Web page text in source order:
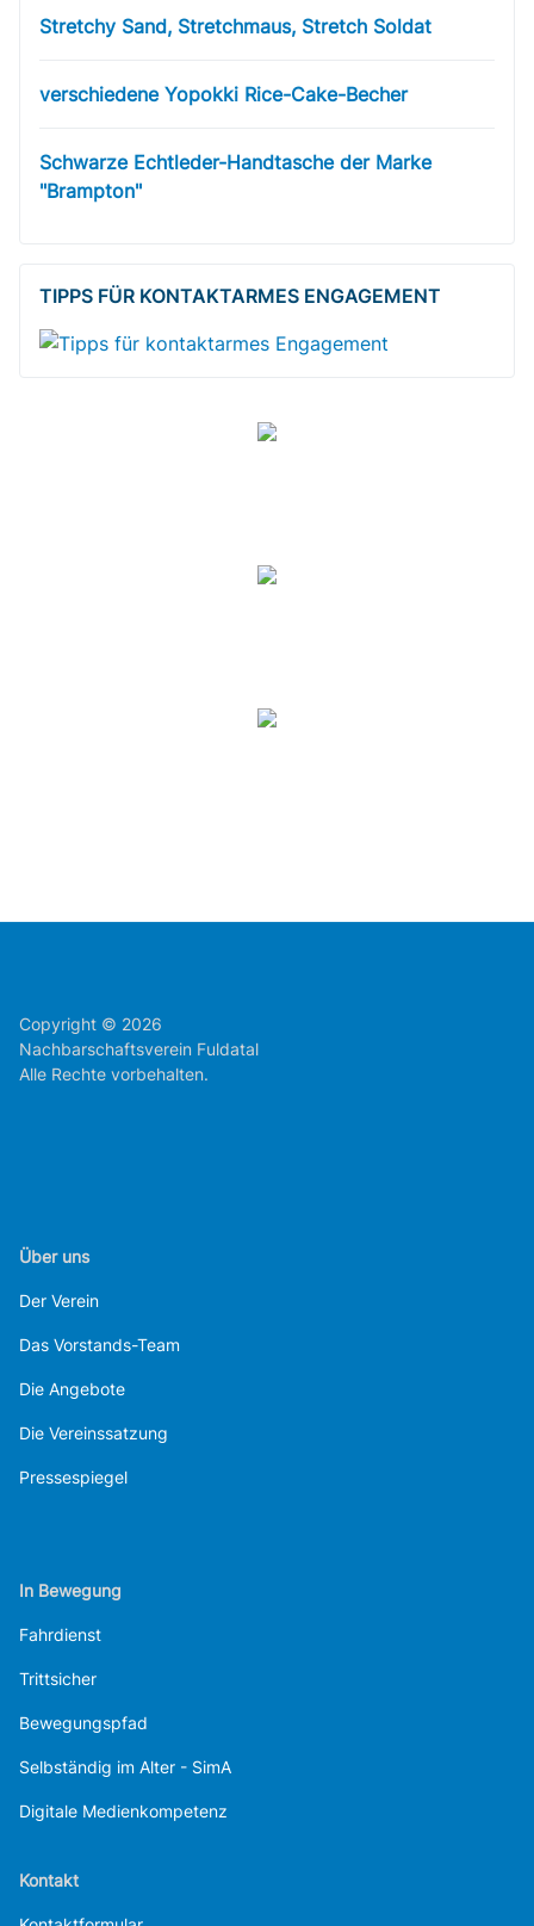
Stretchy Sand, Stretchmaus, Stretch Soldat
verschiedene Yopokki Rice-Cake-Becher
Schwarze Echtleder-Handtasche der Marke
"Brampton"
TIPPS FÜR KONTAKTARMES ENGAGEMENT
Copyright © 2026
Nachbarschaftsverein Fuldatal
Alle Rechte vorbehalten.
Über uns
Der Verein
Das Vorstands-Team
Die Angebote
Die Vereinssatzung
Pressespiegel
In Bewegung
Fahrdienst
Trittsicher
Bewegungspfad
Selbständig im Alter - SimA
Digitale Medienkompetenz
Kontakt